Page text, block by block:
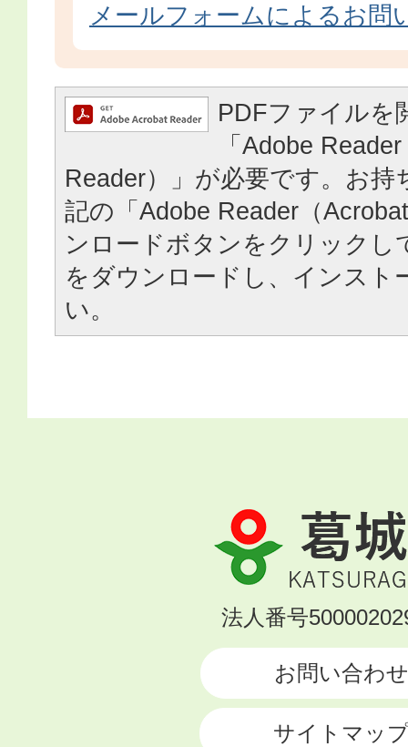
メールフォームによるお問
PDFファイルを
「Adobe
Reader）」が必要です。お持
記の「Adobe Reader（
ンロードボタンをクリックし
をダウンロードし、インスト
い。
葛
城
市
KATSURAGI
法人番号
お問い合わせ
サイトマッ